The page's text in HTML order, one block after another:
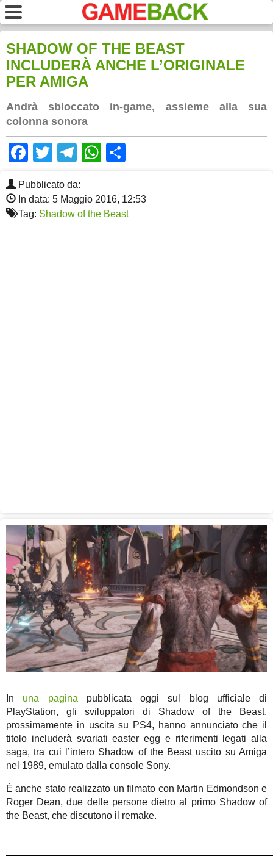
SHADOW OF THE BEAST
INCLUDERÀ ANCHE L’ORIGINALE
PER AMIGA
Andrà sbloccato in-game, assieme alla sua
colonna sonora
Facebook
TwitterTelegram
WhatsApp
Pubblicato da:
In data: 5 Maggio 2016, 12:53
Tag: Shadow of the Beast
In una pagina pubblicata oggi sul blog ufficiale di
PlayStation, gli sviluppatori di Shadow of the Beast,
prossimamente in uscita su PS4, hanno annunciato che il
titolo includerà svariati easter egg e riferimenti legati alla
saga, tra cui l’intero Shadow of the Beast uscito su Amiga
nel 1989, emulato dalla console Sony.
È anche stato realizzato un filmato con Martin Edmondson e
Roger Dean, due delle persone dietro al primo Shadow of
the Beast, che discutono il remake.